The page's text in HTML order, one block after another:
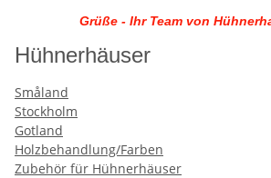
Grüße - Ihr Team von
Hühnerhäuser
Småland
Stockholm
Gotland
Holzbehandlung/Farben
Zubehör für Hühnerhäuser